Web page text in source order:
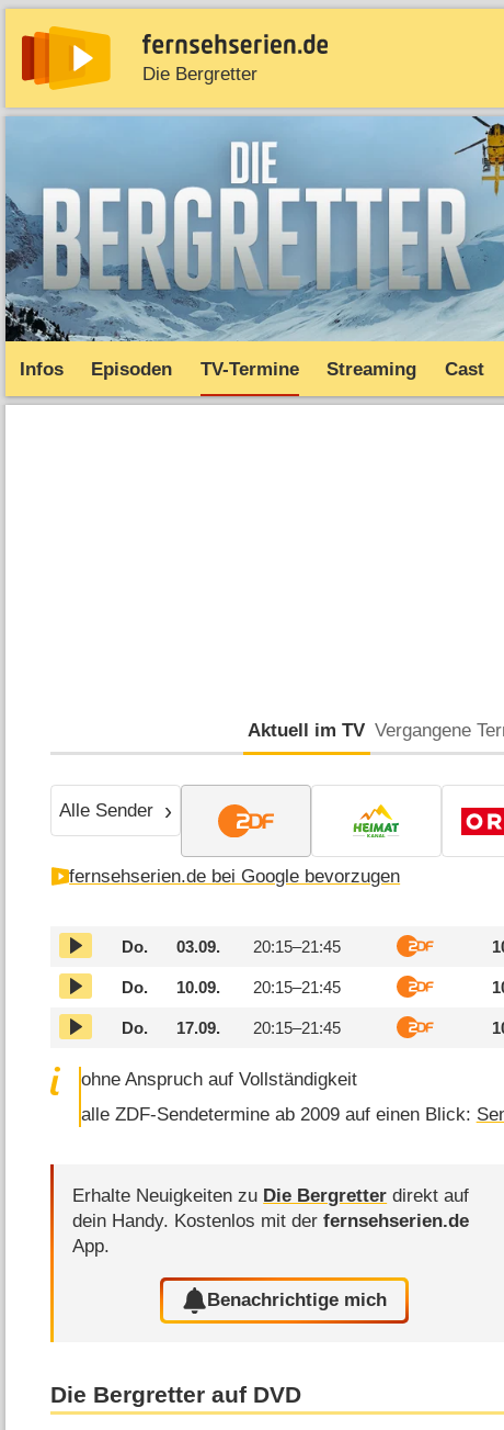
Die Bergretter
News Entdecken Streaming
Infos Episoden TV-Termine Streaming Cast
Aktuell im TV Vergangene
Alle Sender
fernsehserien.de bei Google bevorzugen
Do. 03.09. 20:15–21:45
Do. 10.09. 20:15–21:45
Do. 17.09. 20:15–21:45
ohne Anspruch auf Vollständigkeit
alle ZDF-Sendetermine ab 2009 auf einen Blick:
Erhalte Neuigkeiten zu Die Bergretter direkt auf
dein Handy. Kostenlos mit derfernsehserien.de
App.
Benachrichtige mich
Die Bergretter auf DVD